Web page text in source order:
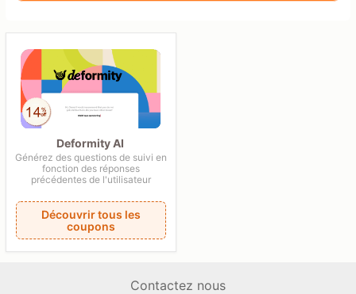
Deformity AI
Générez des questions de suivi en
fonction des réponses
précédentes de l'utilisateur
Découvrir tous les
coupons
Contactez nous